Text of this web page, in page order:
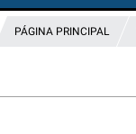
PÁGINA PRINCIPAL